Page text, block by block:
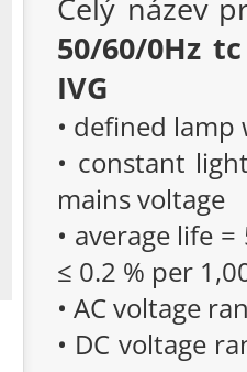
Celý název
50/60/0Hz
IVG
• defined
• constant
mains voltage
• average life
≤ 0.2 % per
• AC voltage
• DC voltage